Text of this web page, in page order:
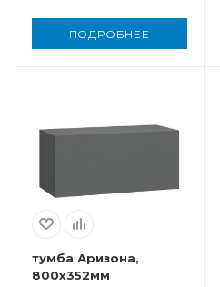
ПОДРОБНЕЕ
тумба Аризона,
800x352мм